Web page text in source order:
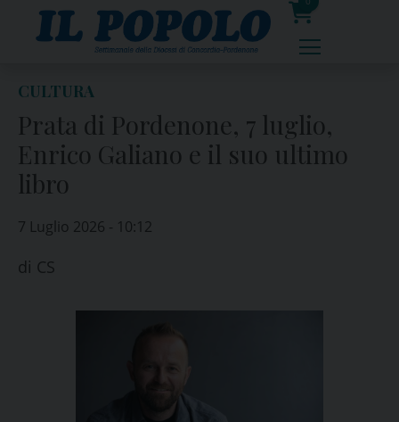
0
prodotti
CULTURA
Prata di Pordenone, 7 luglio,
Enrico Galiano e il suo ultimo
libro
7 Luglio 2026 - 10:12
di CS